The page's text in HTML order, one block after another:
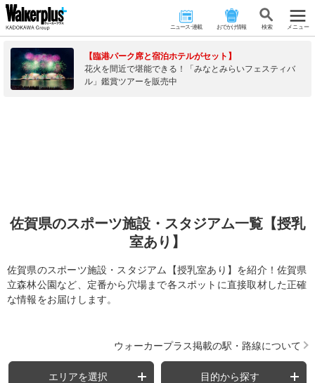
ニュース･連載 おでかけ情報 検 索 メニュー
【臨港パーク席と宿泊ホテルがセット】
花火を間近で堪能できる！「みなとみらいフェスティバ
ル」鑑賞ツアーを販売中
佐賀県のスポーツ施設・スタジアム一覧【授乳
室あり】
佐賀県のスポーツ施設・スタジアム【授乳室あり】を紹介！佐賀県
立森林公園など、定番から穴場まで各スポットに直接取材した正確
な情報をお届けします。
ウォーカープラス掲載の駅・路線について
エリアを選択 目的から探す